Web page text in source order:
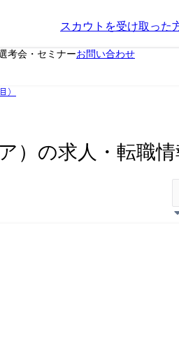
スカウトを受け取った
考会・セミナーお問い合わせ
）
）の求人・転職情